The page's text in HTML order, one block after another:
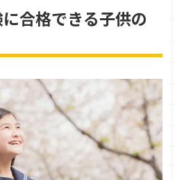
合格できる子供の